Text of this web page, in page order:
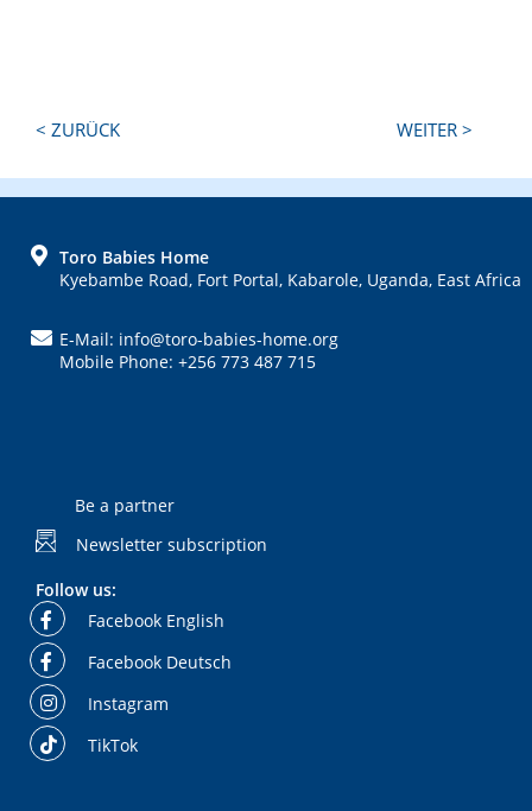
Next
< ZURÜCK WEITER >
FOOTERToro Babies Home
Kyebambe Road, Fort Portal, Kabarole, Uganda, East Africa
E-Mail: info@toro-babies-home.org
Mobile Phone: +256 773 487 715
Be a partner
Newsletter subscription
Follow us:
Facebook English
Facebook Deutsch
Instagram
TikTok